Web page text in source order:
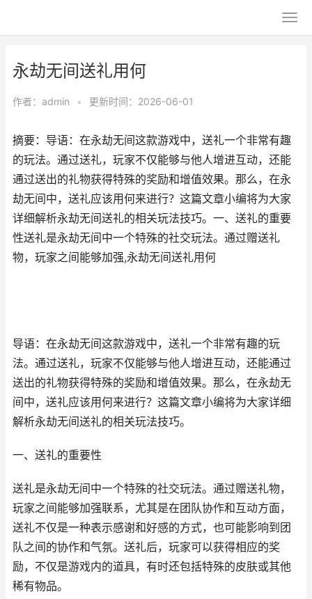
永劫无间送礼用何
作者： admin • 更新时间：2026-06-01
摘要：导语：在永劫无间这款游戏中，送礼一个非常有趣
的玩法。通过送礼，玩家不仅能够与他人增进互动，还能
通过送出的礼物获得特殊的奖励和增值效果。那么，在永
劫无间中，送礼应该用何来进行？这篇文章小编将为大家
详细解析永劫无间送礼的相关玩法技巧。一、送礼的重要
性送礼是永劫无间中一个特殊的社交玩法。通过赠送礼
物，玩家之间能够加强,永劫无间送礼用何
导语：在永劫无间这款游戏中，送礼一个非常有趣的玩
法。通过送礼，玩家不仅能够与他人增进互动，还能通过
送出的礼物获得特殊的奖励和增值效果。那么，在永劫无
间中，送礼应该用何来进行？这篇文章小编将为大家详细
解析永劫无间送礼的相关玩法技巧。
一、送礼的重要性
送礼是永劫无间中一个特殊的社交玩法。通过赠送礼物，
玩家之间能够加强联系，尤其是在团队协作和互动方面，
送礼不仅是一种表示感谢和好感的方式，也可能影响到团
队之间的协作和气氛。送礼后，玩家可以获得相应的奖
励，不仅是游戏内的道具，有时还包括特殊的皮肤或其他
稀有物品。